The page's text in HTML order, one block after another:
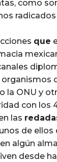
como
que
la ONU y
con los
las
de
algún
desde